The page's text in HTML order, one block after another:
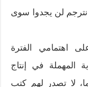
‬لأننا لو لم نترجم لن يجدوا سوى
على اهتمامي الفترة
المهملة في إنتاج
الكتب،‮ ‬من سن‮ ‬12‮ ‬إلى ‮ ‬16‮ ‬عاما،‮ ‬لا تصدر لهم كتب